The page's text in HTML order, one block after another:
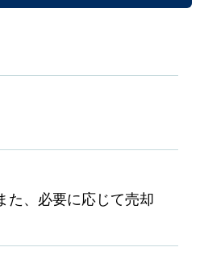
た、必要に応じて売却